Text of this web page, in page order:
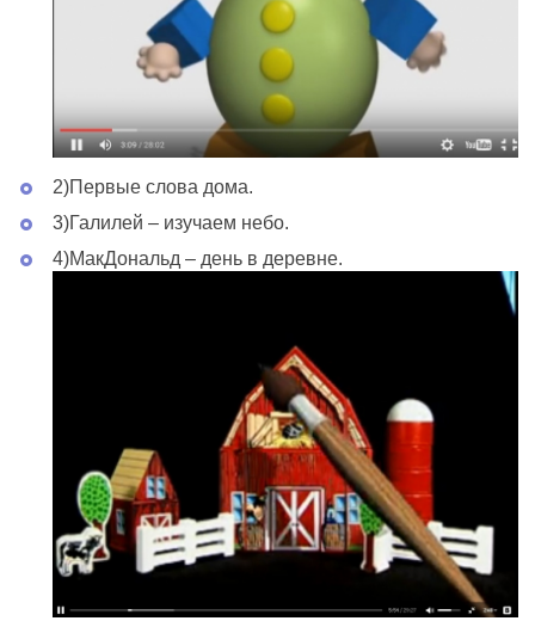
2)Первые слова дома.
3)Галилей – изучаем небо.
4)МакДональд – день в деревне.